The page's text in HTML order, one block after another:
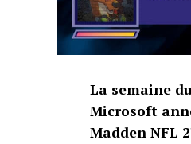
La semaine
Microsoft
Madden NFL